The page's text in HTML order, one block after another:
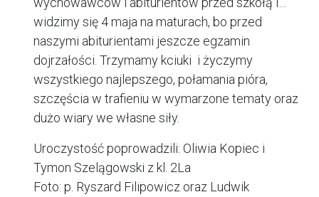
widzimy się 4 maja na maturach, bo przed
naszymi abiturientami jeszcze egzamin
dojrzałości. Trzymamy kciuki i życzymy
wszystkiego najlepszego, połamania pióra,
szczęścia w trafieniu w wymarzone tematy oraz
dużo wiary we własne siły.
Uroczystość poprowadzili: Oliwia Kopiec i
Tymon Szelągowski z kl. 2La
Foto: p. Ryszard Filipowicz oraz Ludwik